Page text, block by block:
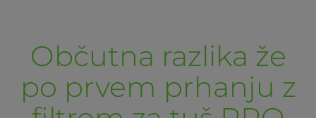
Občutna razlika že
po prvem prhanju z